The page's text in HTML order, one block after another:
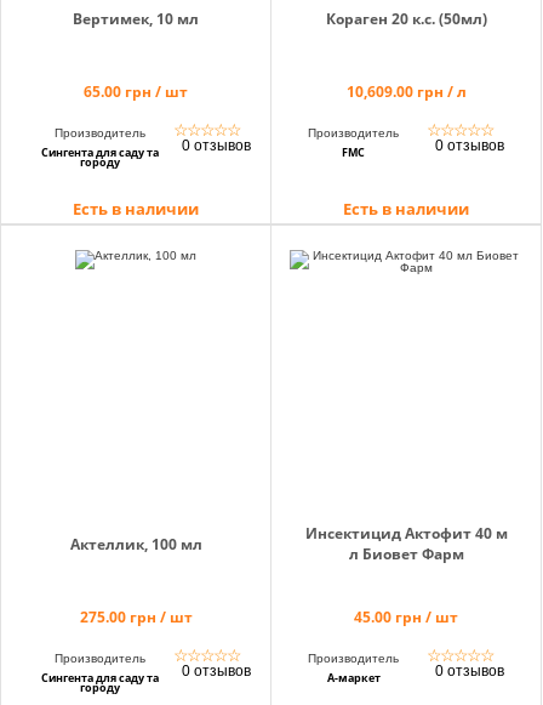
0 800 203
Бесплатно по
Украине
+38 (096) 733
733 0
+38 (066) 733
733 0
Вертимек, 10 мл
65.00 грн / шт
Производитель
Сингента для саду та
городу
☆☆☆☆☆
0 отзывов
Есть в наличии
Кораген 20 к.с. (50мл)
10,609.00 грн / л
Производитель
FMC
☆☆☆☆☆
0 отзывов
Есть в наличии
Актеллик, 100 мл
275.00 грн / шт
Производитель
Сингента для саду та
городу
☆☆☆☆☆
0 отзывов
Инсектицид Актофит 40 м
л Биовет Фарм
45.00 грн / шт
Производитель
А-маркет
☆☆☆☆☆
0 отзывов